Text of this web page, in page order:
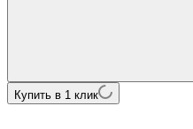
Купить в 1 клик